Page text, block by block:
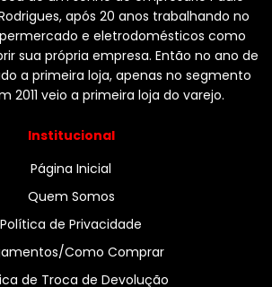
após 20 anos trabalhando no
e eletrodomésticos como
sua própria empresa. Então no ano de
a primeira loja, apenas no segmento
2011 veio a primeira loja do varejo.
Institucional
Página Inicial
Quem Somos
Política de Privacidade
Como Comprar
de Troca de Devolução